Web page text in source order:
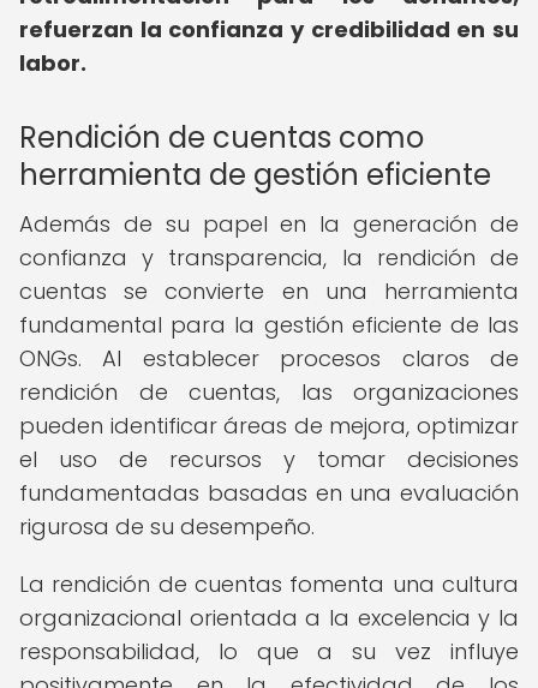
refuerzan la confianza y credibilidad en su
labor.
Rendición de cuentas como
herramienta de gestión eficiente
Además de su papel en la generación de
confianza y transparencia, la rendición de
cuentas se convierte en una herramienta
fundamental para la gestión eficiente de las
ONGs. Al establecer procesos claros de
rendición de cuentas, las organizaciones
pueden identificar áreas de mejora, optimizar
el uso de recursos y tomar decisiones
fundamentadas basadas en una evaluación
rigurosa de su desempeño.
La rendición de cuentas fomenta una cultura
organizacional orientada a la excelencia y la
responsabilidad, lo que a su vez influye